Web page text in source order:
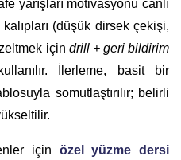
yarışları motivasyonu canlı
(düşük dirsek çekişi,
için drill + geri bildirim
İlerleme, basit bir
somutlaştırılır; belirli
için özel yüzme dersi